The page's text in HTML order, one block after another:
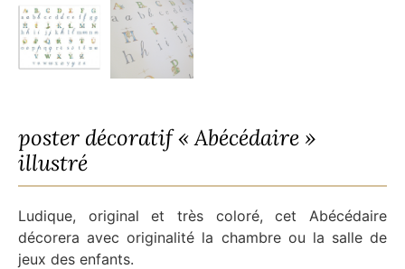
poster décoratif « Abécédaire »
illustré
Ludique, original et très coloré, cet Abécédaire
décorera avec originalité la chambre ou la salle de
jeux des enfants.